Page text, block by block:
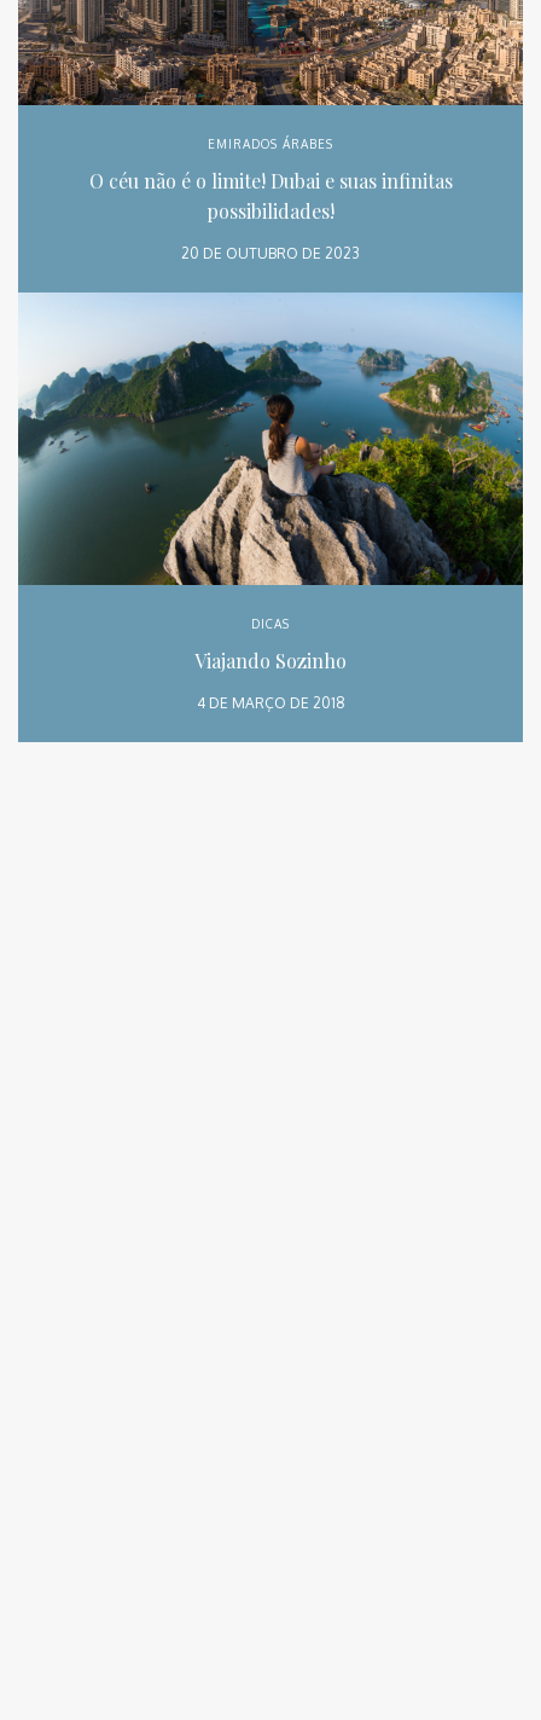
EMIRADOS ÁRABES
O céu não é o limite! Dubai e suas infinitas
possibilidades!
20 DE OUTUBRO DE 2023
DICAS
Viajando Sozinho
4 DE MARÇO DE 2018